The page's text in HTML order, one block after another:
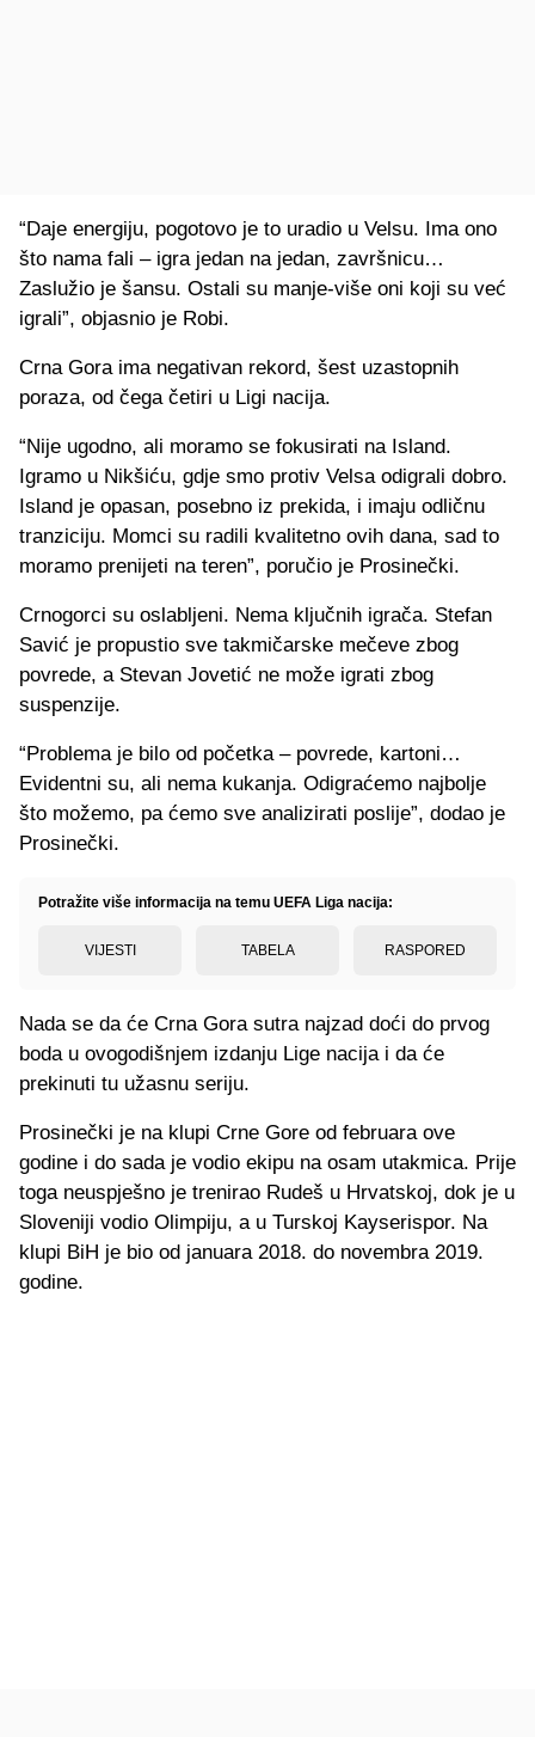
“Daje energiju, pogotovo je to uradio u Velsu. Ima ono
što nama fali – igra jedan na jedan, završnicu…
Zaslužio je šansu. Ostali su manje-više oni koji su već
igrali”, objasnio je Robi.
Crna Gora ima negativan rekord, šest uzastopnih
poraza, od čega četiri u Ligi nacija.
“Nije ugodno, ali moramo se fokusirati na Island.
Igramo u Nikšiću, gdje smo protiv Velsa odigrali dobro.
Island je opasan, posebno iz prekida, i imaju odličnu
tranziciju. Momci su radili kvalitetno ovih dana, sad to
moramo prenijeti na teren”, poručio je Prosinečki.
Crnogorci su oslabljeni. Nema ključnih igrača. Stefan
Savić je propustio sve takmičarske mečeve zbog
povrede, a Stevan Jovetić ne može igrati zbog
suspenzije.
“Problema je bilo od početka – povrede, kartoni…
Evidentni su, ali nema kukanja. Odigraćemo najbolje
što možemo, pa ćemo sve analizirati poslije”, dodao je
Prosinečki.
Potražite više informacija na temu UEFA Liga nacija:
VIJESTI TABELA RASPORED
Nada se da će Crna Gora sutra najzad doći do prvog
boda u ovogodišnjem izdanju Lige nacija i da će
prekinuti tu užasnu seriju.
Prosinečki je na klupi Crne Gore od februara ove
godine i do sada je vodio ekipu na osam utakmica. Prije
toga neuspješno je trenirao Rudeš u Hrvatskoj, dok je u
Sloveniji vodio Olimpiju, a u Turskoj Kayserispor. Na
klupi BiH je bio od januara 2018. do novembra 2019.
godine.